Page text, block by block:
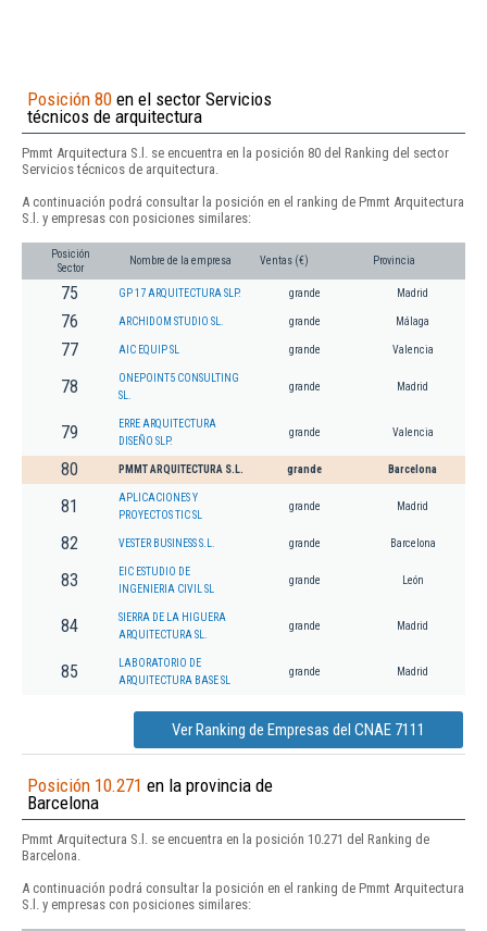
Posición 80 en el sector Servicios
técnicos de arquitectura
Pmmt Arquitectura S.l. se encuentra en la posición 80 del Ranking del sector
Servicios técnicos de arquitectura.
A continuación podrá consultar la posición en el ranking de Pmmt Arquitectura
S.l. y empresas con posiciones similares:
Posición
Sector
Nombre de la empresa Ventas (€) Provincia
75 GP 17 ARQUITECTURA SLP. grande Madrid
76 ARCHIDOM STUDIO SL. grande Málaga
77 AIC EQUIP SL grande Valencia
78
ONEPOINT5 CONSULTING
SL.
grande Madrid
79
ERRE ARQUITECTURA
DISEÑO SLP.
grande Valencia
80 PMMT ARQUITECTURA S.L. grande Barcelona
81
APLICACIONES Y
PROYECTOS TIC SL
grande Madrid
82 VESTER BUSINESS S.L. grande Barcelona
83
EIC ESTUDIO DE
INGENIERIA CIVIL SL
grande León
84
SIERRA DE LA HIGUERA
ARQUITECTURA SL.
grande Madrid
85
LABORATORIO DE
ARQUITECTURA BASE SL
grande Madrid
Ver Ranking de Empresas del CNAE 7111
Posición 10.271 en la provincia de
Barcelona
Pmmt Arquitectura S.l. se encuentra en la posición 10.271 del Ranking de
Barcelona.
A continuación podrá consultar la posición en el ranking de Pmmt Arquitectura
S.l. y empresas con posiciones similares: